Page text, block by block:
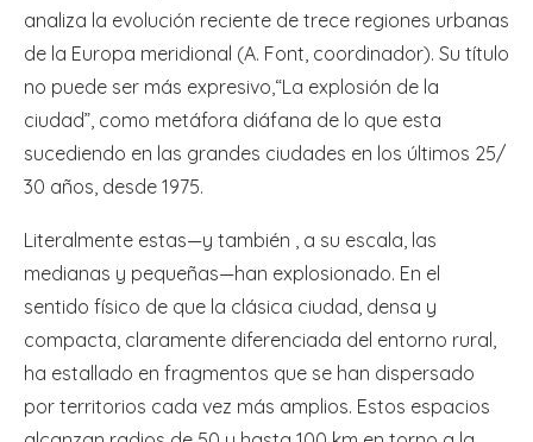
analiza la evolución reciente de trece regiones urbanas
de la Europa meridional (A. Font, coordinador). Su título
no puede ser más expresivo,“La explosión de la
ciudad”, como metáfora diáfana de lo que esta
sucediendo en las grandes ciudades en los últimos 25/
30 años, desde 1975.
Literalmente estas—y también , a su escala, las
medianas y pequeñas—han explosionado. En el
sentido físico de que la clásica ciudad, densa y
compacta, claramente diferenciada del entorno rural,
ha estallado en fragmentos que se han dispersado
por territorios cada vez más amplios. Estos espacios